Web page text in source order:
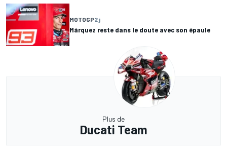
MOTOGP2 j
Márquez reste dans le doute avec son épaule
Plus de
Ducati Team